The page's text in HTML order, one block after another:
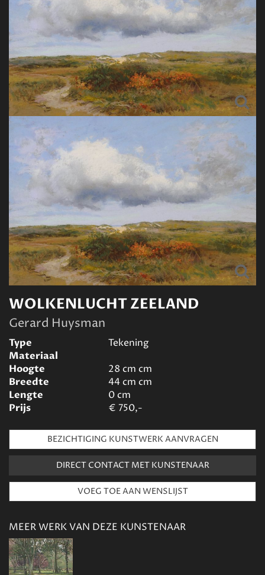
WOLKENLUCHT ZEELAND
Gerard Huysman
Type
Tekening
Materiaal
Hoogte
28 cm cm
Breedte
44 cm cm
Lengte
0cm
Prijs
€ 750,-
BEZICHTIGING KUNSTWERK AANVRAGEN
DIRECT CONTACT MET KUNSTENAAR
MEER WERK VAN DEZE KUNSTENAAR